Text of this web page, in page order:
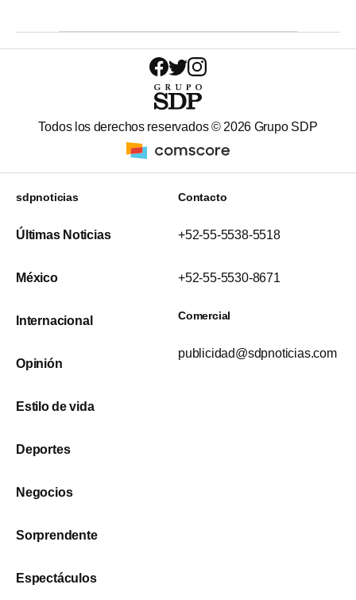
Todos los derechos reservados ©2026 Grupo SDP
sdpnoticias
Últimas Noticias
México
Internacional
Opinión
Estilo de vida
Deportes
Negocios
Sorprendente
Espectáculos
Contacto
+52-55-5538-5518
+52-55-5530-8671
Comercial
publicidad@sdpnoticias.com